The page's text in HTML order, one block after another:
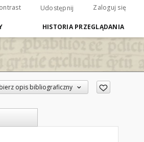
Udostępnij Zaloguj się
HISTORIA PRZEGLĄDANIA
opis bibliograficzny